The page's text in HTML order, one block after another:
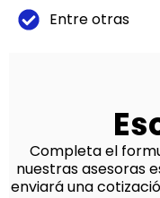
Entre otras
Completa el
nuestras asesoras
enviará una